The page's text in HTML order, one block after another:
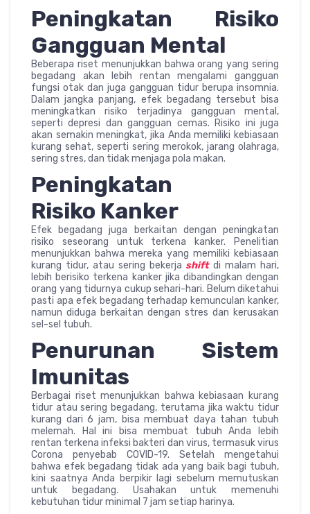
Peningkatan Risiko
Gangguan Mental
Beberapa riset menunjukkan bahwa orang yang sering
begadang akan lebih rentan mengalami gangguan
fungsi otak dan juga gangguan tidur berupa insomnia.
Dalam jangka panjang, efek begadang tersebut bisa
meningkatkan risiko terjadinya gangguan mental,
seperti depresi dan gangguan cemas. Risiko ini juga
akan semakin meningkat, jika Anda memiliki kebiasaan
kurang sehat, seperti sering merokok, jarang olahraga,
sering stres, dan tidak menjaga pola makan.
Peningkatan
Risiko Kanker
Efek begadang juga berkaitan dengan peningkatan
risiko seseorang untuk terkena kanker. Penelitian
menunjukkan bahwa mereka yang memiliki kebiasaan
kurang tidur, atau sering bekerja shiftdi malam hari,
lebih berisiko terkena kanker jika dibandingkan dengan
orang yang tidurnya cukup sehari-hari. Belum diketahui
pasti apa efek begadang terhadap kemunculan kanker,
namun diduga berkaitan dengan stres dan kerusakan
sel-sel tubuh.
Penurunan Sistem
Imunitas
Berbagai riset menunjukkan bahwa kebiasaan kurang
tidur atau sering begadang, terutama jika waktu tidur
kurang dari 6 jam, bisa membuat daya tahan tubuh
melemah. Hal ini bisa membuat tubuh Anda lebih
rentan terkena infeksi bakteri dan virus, termasuk virus
Corona penyebab COVID-19. Setelah mengetahui
bahwa efek begadang tidak ada yang baik bagi tubuh,
kini saatnya Anda berpikir lagi sebelum memutuskan
untuk begadang. Usahakan untuk memenuhi
kebutuhan tidur minimal 7 jam setiap harinya.